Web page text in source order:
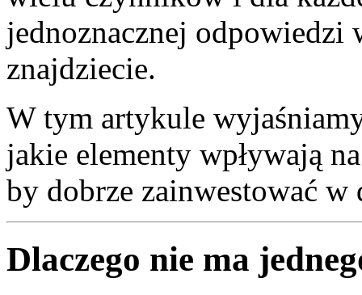
jednoznacznej odpowiedzi
znajdziecie.
W tym artykule
jakie elementy wpływają
by dobrze zainwestować w
Dlaczego nie ma